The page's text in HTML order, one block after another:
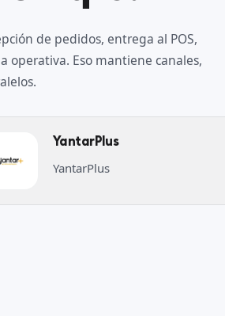
de pedidos, entrega al POS,
operativa. Eso mantiene canales,
YantarPlus
YantarPlus